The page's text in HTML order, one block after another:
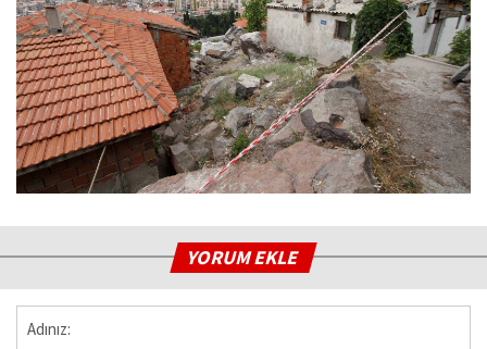
YORUM EKLE